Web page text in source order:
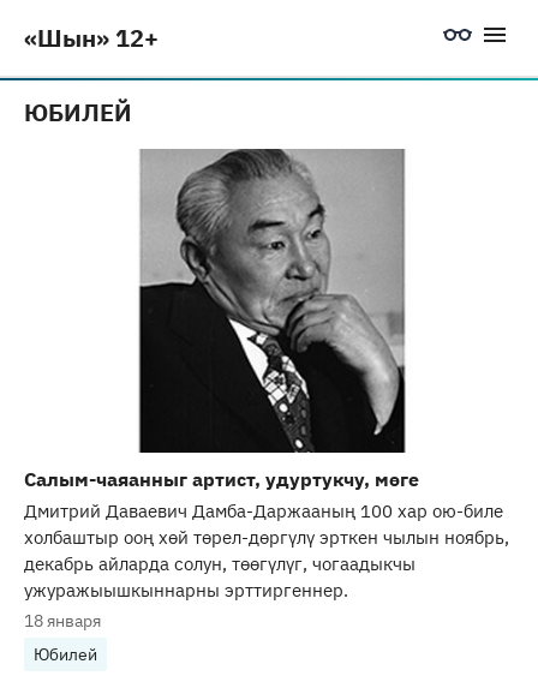
«Шын» 12+
ЮБИЛЕЙ
Салым-чаяанныг артист, удуртукчу, мөге
Дмитрий Даваевич Дамба-Даржааның 100 хар ою-биле
холбаштыр ооң хөй төрел-дөргүлү эрткен чылын ноябрь,
декабрь айларда солун, төөгүлүг, чогаадыкчы
ужуражыышкыннарны эрттиргеннер.
18 января
Юбилей